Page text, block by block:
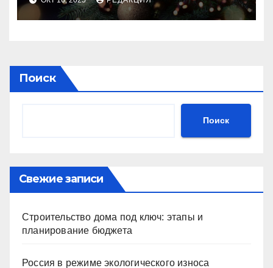
Поиск
Поиск
Свежие записи
Строительство дома под ключ: этапы и
планирование бюджета
Россия в режиме экологического износа